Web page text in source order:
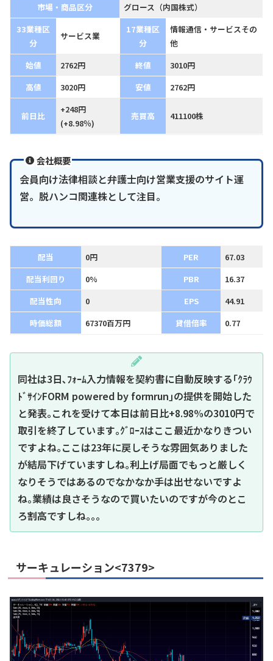
市場・商品区分
グロース（内国株式）
33業種区
分
サービス業
17業種区
分
情報通信・サービスその
他
始値
2762円 終値
3010円
高値
3020円 安値 2762円
前日比
+248円
(+8.98％)
売買高 411100株
会社概要
会員向け法律相談と弁護士向け営業支援のサイト運
営。脱ハンコ関連株として注目。
配当 0円 PER
67.03
配当利回り
0% PBR
16.37
配当性向
0 EPS
44.91
時価総額
67370百万円 貸借倍率 0.77
同社は3日､ﾌｫｰﾑ入力情報を契約書に自動反映する｢ｸﾗｳ
ﾄﾞｻｲﾝFORM powered by formrun｣の提供を開始した
と発表｡これを受けて本日は前日比+8.98%の3010円で
取引を終了しています｡ｸﾞﾛｰｽはここ最近かなりきつい
ですよね｡ここは23年に戻しそうな雰囲気ありました
が結局下げていますしね｡利上げ局面でもっと厳しく
なりそうではあるのでなかなか手は出せないですよ
ね｡業績は良さそうなので買いたいのですが今のとこ
ろ割高ですしね｡｡｡
サーキュレーション<7379>